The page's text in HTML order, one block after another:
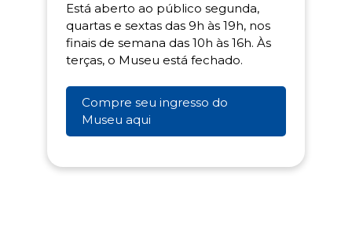
Está aberto ao público segunda,
quartas e sextas das 9h às 19h, nos
finais de semana das 10h às 16h. Às
terças, o Museu está fechado.
Compre seu ingresso do
Museu aqui